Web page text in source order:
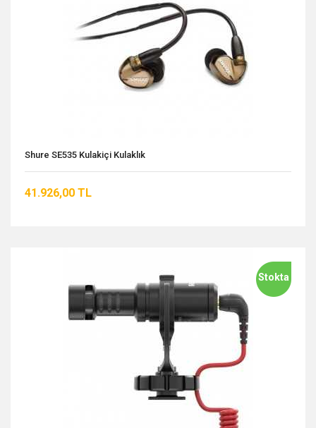
Shure SE535 Kulakiçi Kulaklık
41.926,00 TL
Stokta